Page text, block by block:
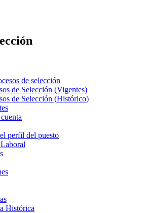
de selección
de Selección (Vigentes)
de Selección (Histórico)
perfil del puesto
Histórica